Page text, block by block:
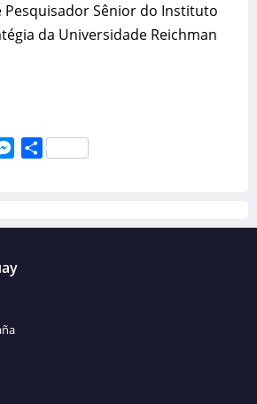
Pesquisador Sênior do Instituto
da Universidade Reichman
Messenger
Compartir